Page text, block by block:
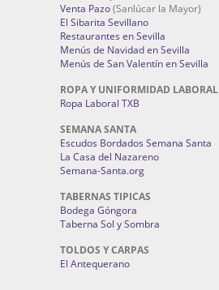
Venta Pazo(Sanlúcar la Mayor)
El Sibarita Sevillano
Restaurantes en Sevilla
Menús de Navidad en Sevilla
Menús de San Valentín en Sevilla
ROPA Y UNIFORMIDAD LABORAL
Ropa Laboral TXB
SEMANA SANTA
Escudos Bordados Semana Santa
La Casa del Nazareno
Semana-Santa.org
TABERNAS TIPICAS
Bodega Góngora
Taberna Sol y Sombra
TOLDOS Y CARPAS
El Antequerano